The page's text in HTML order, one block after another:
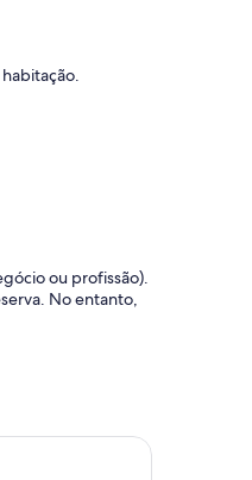
ou profissão).
No entanto,